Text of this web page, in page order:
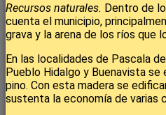
Recursos naturales. Dentro de
cuenta el municipio,
grava y la arena de los ríos que
En las localidades de Pascala
Pueblo Hidalgo y Buenavista
pino. Con esta madera se
sustenta la economía de varias